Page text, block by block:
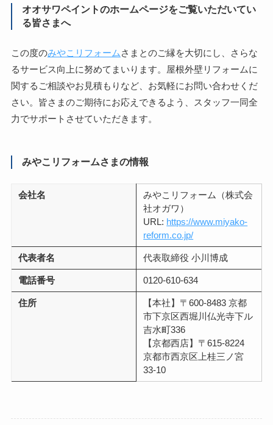
オオサワペイントのホームページをご覧いただいてい
る皆さまへ
この度のみやこリフォーム さまとのご縁を大切にし、さらな
るサービス向上に努めてまいります。屋根外壁リフォームに
関するご相談やお見積もりなど、お気軽にお問い合わせくだ
さい。皆さまのご期待にお応えできるよう、スタッフ一同全
力でサポートさせていただきます。
みやこリフォームさまの情報
会社名
みやこリフォーム（株式会
社オガワ）
URL: https://www.miyako-
reform.co.jp/
代表者名 代表取締役 小川博成
電話番号 0120-610-634
住所
【本社】〒600-8483 京都
市下京区西堀川仏光寺下ル
吉水町336
【京都西店】〒615-8224
京都市西京区上桂三ノ宮
33-10